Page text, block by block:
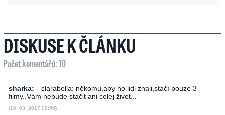
DISKUSE K ČLÁNKU
Počet komentářů: 10
sharka:
clarabella: někomu,aby ho lidi znali,stačí pouze 3
filmy..Vám nebude stačit ani celej život...
(10. 03. 2017 08:56)